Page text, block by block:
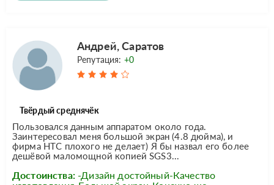
Андрей, Саратов
Репутация: +0
Твёрдый среднячёк
Пользовался данным аппаратом около года.
Заинтересовал меня большой экран (4.8 дюйма), и
фирма HTC плохого не делает) Я бы назвал его более
дешёвой маломощной копией SGS3...
Достоинства: -Дизайн достойный-Качество